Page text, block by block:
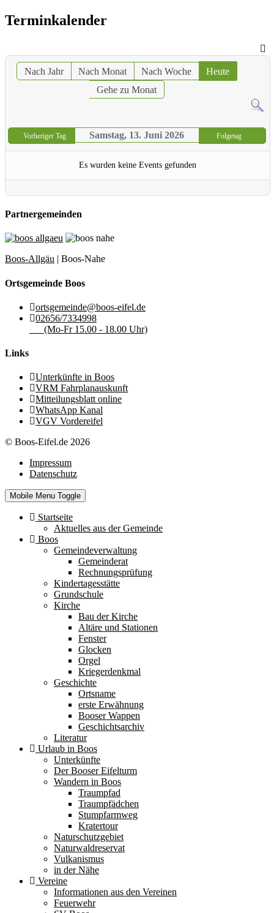
Terminkalender
Nach Jahr Nach Monat Nach Woche
Heute
Gehe zu Monat
Vorheriger Tag Samstag, 13. Juni 2026 Folgetag
Es wurden keine Events gefunden
Partnergemeinden
Boos-Allgäu | Boos-Nahe
Ortsgemeinde Boos
ortsgemeinde@boos-eifel.de
02656/7334998
(Mo-Fr 15.00 - 18.00 Uhr)
Links
Unterkünfte in Boos
VRM Fahrplanauskunft
Mitteilungsblatt online
WhatsApp Kanal
VGV Vordereifel
© Boos-Eifel.de 2026
Impressum
Datenschutz
Mobile Menu Toggle
Startseite
Aktuelles aus der Gemeinde
Boos
Gemeindeverwaltung
Gemeinderat
Rechnungsprüfung
Kindertagesstätte
Grundschule
Kirche
Bau der Kirche
Altäre und Stationen
Fenster
Glocken
Orgel
Kriegerdenkmal
Geschichte
Ortsname
erste Erwähnung
Booser Wappen
Geschichtsarchiv
Literatur
Urlaub in Boos
Unterkünfte
Der Booser Eifelturm
Wandern in Boos
Traumpfad
Traumpfädchen
Stumpfarmweg
Kratertour
Naturschutzgebiet
Naturwaldreservat
Vulkanismus
in der Nähe
Vereine
Informationen aus den Vereinen
Feuerwehr